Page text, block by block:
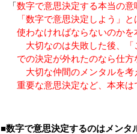
「数字で意思決定する本当の意
「数字で意思決定しよう」と
使わなければならないのかを
大切なのは失敗した後、「こ
での決定が外れたのなら仕方
大切な仲間のメンタルを考え
重要な意思決定など、本来は
■数字で意思決定するのはメンタ